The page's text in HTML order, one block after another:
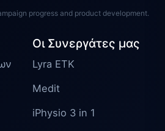
progress and product development.
Οι Συνεργάτες μας
Lyra ETK
Medit
iPhysio 3 in 1